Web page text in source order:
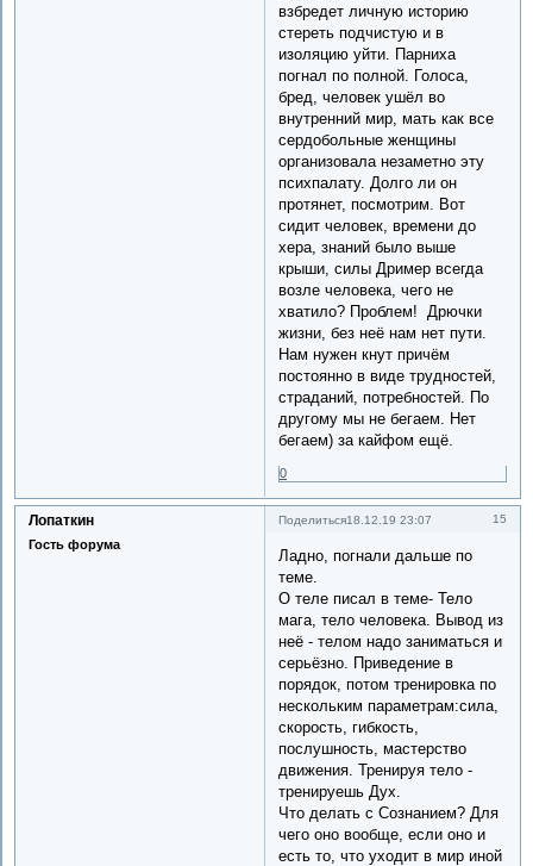
взбредет личную историю
стереть подчистую и в
изоляцию уйти. Парниха
погнал по полной. Голоса,
бред, человек ушёл во
внутренний мир, мать как все
сердобольные женщины
организовала незаметно эту
психпалату. Долго ли он
протянет, посмотрим. Вот
сидит человек, времени до
хера, знаний было выше
крыши, силы Дример всегда
возле человека, чего не
хватило? Проблем! Дрючки
жизни, без неё нам нет пути.
Нам нужен кнут причём
постоянно в виде трудностей,
страданий, потребностей. По
другому мы не бегаем. Нет
бегаем) за кайфом ещё.
0
Поделиться 15
18.12.19 23:07
Лопаткин
Гость форума
Ладно, погнали дальше по
теме.
О теле писал в теме- Тело
мага, тело человека. Вывод из
неё - телом надо заниматься и
серьёзно. Приведение в
порядок, потом тренировка по
нескольким параметрам:сила,
скорость, гибкость,
послушность, мастерство
движения. Тренируя тело -
тренируешь Дух.
Что делать с Сознанием? Для
чего оно вообще, если оно и
есть то, что уходит в мир иной